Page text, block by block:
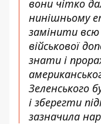
вони чітко
нинішньому
замінити всю
військової
знати і
Зеленського
і зберегти
зазначила